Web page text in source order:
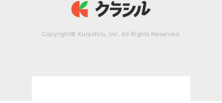
Copyright© Kurashiru, Inc. All Rights Reserved.